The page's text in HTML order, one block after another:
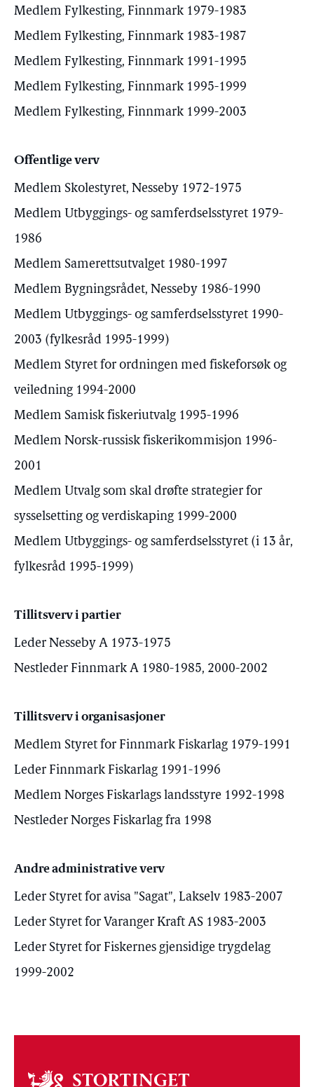
Medlem Fylkesting, Finnmark 1979-1983
Medlem Fylkesting, Finnmark 1983-1987
Medlem Fylkesting, Finnmark 1991-1995
Medlem Fylkesting, Finnmark 1995-1999
Medlem Fylkesting, Finnmark 1999-2003
Offentlige verv
Medlem Skolestyret, Nesseby 1972-1975
Medlem Utbyggings- og samferdselsstyret 1979-
1986
Medlem Samerettsutvalget 1980-1997
Medlem Bygningsrådet, Nesseby 1986-1990
Medlem Utbyggings- og samferdselsstyret 1990-
2003 (fylkesråd 1995-1999)
Medlem Styret for ordningen med fiskeforsøk og
veiledning 1994-2000
Medlem Samisk fiskeriutvalg 1995-1996
Medlem Norsk-russisk fiskerikommisjon 1996-
2001
Medlem Utvalg som skal drøfte strategier for
sysselsetting og verdiskaping 1999-2000
Medlem Utbyggings- og samferdselsstyret (i 13 år,
fylkesråd 1995-1999)
Tillitsverv i partier
Leder Nesseby A 1973-1975
Nestleder Finnmark A 1980-1985, 2000-2002
Tillitsverv i organisasjoner
Medlem Styret for Finnmark Fiskarlag 1979-1991
Leder Finnmark Fiskarlag 1991-1996
Medlem Norges Fiskarlags landsstyre 1992-1998
Nestleder Norges Fiskarlag fra 1998
Andre administrative verv
Leder Styret for avisa "Sagat", Lakselv 1983-2007
Leder Styret for Varanger Kraft AS 1983-2003
Leder Styret for Fiskernes gjensidige trygdelag
1999-2002
Om